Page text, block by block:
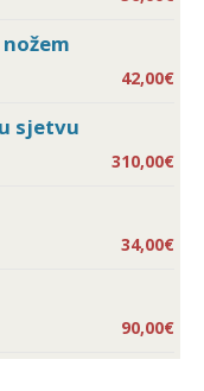
42,00€
sjetvu
310,00€
34,00€
90,00€